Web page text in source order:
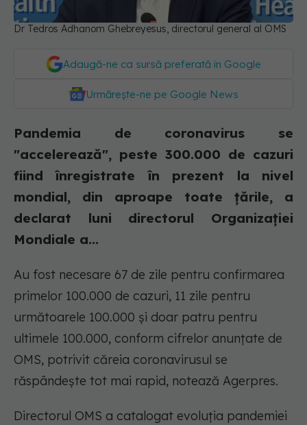
Dr Tedros Adhanom Ghebreyesus, directorul general al OMS
Adaugă-ne ca sursă preferată în Google
Urmărește-ne pe Google News
Pandemia de coronavirus se
"accelerează", peste 300.000 de cazuri
fiind înregistrate în prezent la nivel
mondial, din aproape toate ţările, a
declarat luni directorul Organizaţiei
Mondiale a...
Au fost necesare 67 de zile pentru confirmarea
primelor 100.000 de cazuri, 11 zile pentru
următoarele 100.000 şi doar patru pentru
ultimele 100.000, conform cifrelor anunţate de
OMS, potrivit căreia coronavirusul se
răspândeşte tot mai rapid, notează Agerpres.
Directorul OMS a catalogat evoluţia pandemiei